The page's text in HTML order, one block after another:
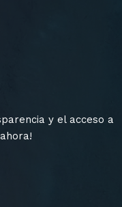
y el acceso a